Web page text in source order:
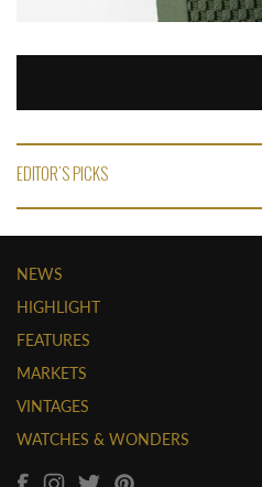
EDITOR'S PICKS
NEWS
HIGHLIGHT
FEATURES
MARKETS
VINTAGES
WATCHES & WONDERS